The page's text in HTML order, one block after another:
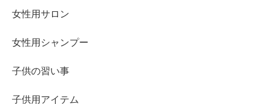
女性用サロン
女性用シャンプー
子供の習い事
子供用アイテム